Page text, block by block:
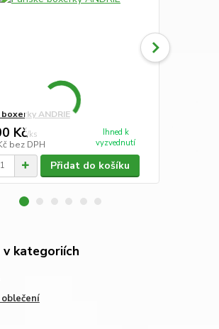
ANDRIE
Kč/ks
bez DPH
Ihned k
vyzvednutí
Přidat do košíku
v kategoriích